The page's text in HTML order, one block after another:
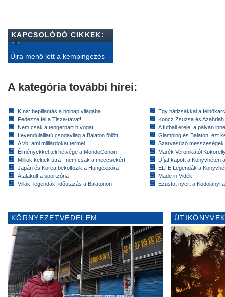
KAPCSOLÓDÓ CIKKEK:
Újra menő lett a kempingezés
A kategória további hírei:
Kína: bepillantás a holnap világába
Fedezze fel a Tisza-tavat!
Nem csak a tengerpart hívogat
Levendulaillatú csodavilág a Balaton fölött
A vb, ami milliárdokat termel
Élményekkel teli hétvége a MondoConon
Milliók kelnek útra - nem csak a meccsekért
Japán és Korea beköltözik a Hungexpóra
Átalakult a sportzóna
Villák, legendák: időutazás a Balatonon
Egy hátizsákkal a
Koncz Zsuzsa és
A futball ereje, a pályán
Glamping és Balaton: ezt
Szarvasűző messzeségek
Marék Veronikától
Díjat kapott a Könyvhéten
ELTE Legendák a
Made in Vidék
Ezüstöt nyert a Kodolányi
KÖRNYEZETVÉDELEM